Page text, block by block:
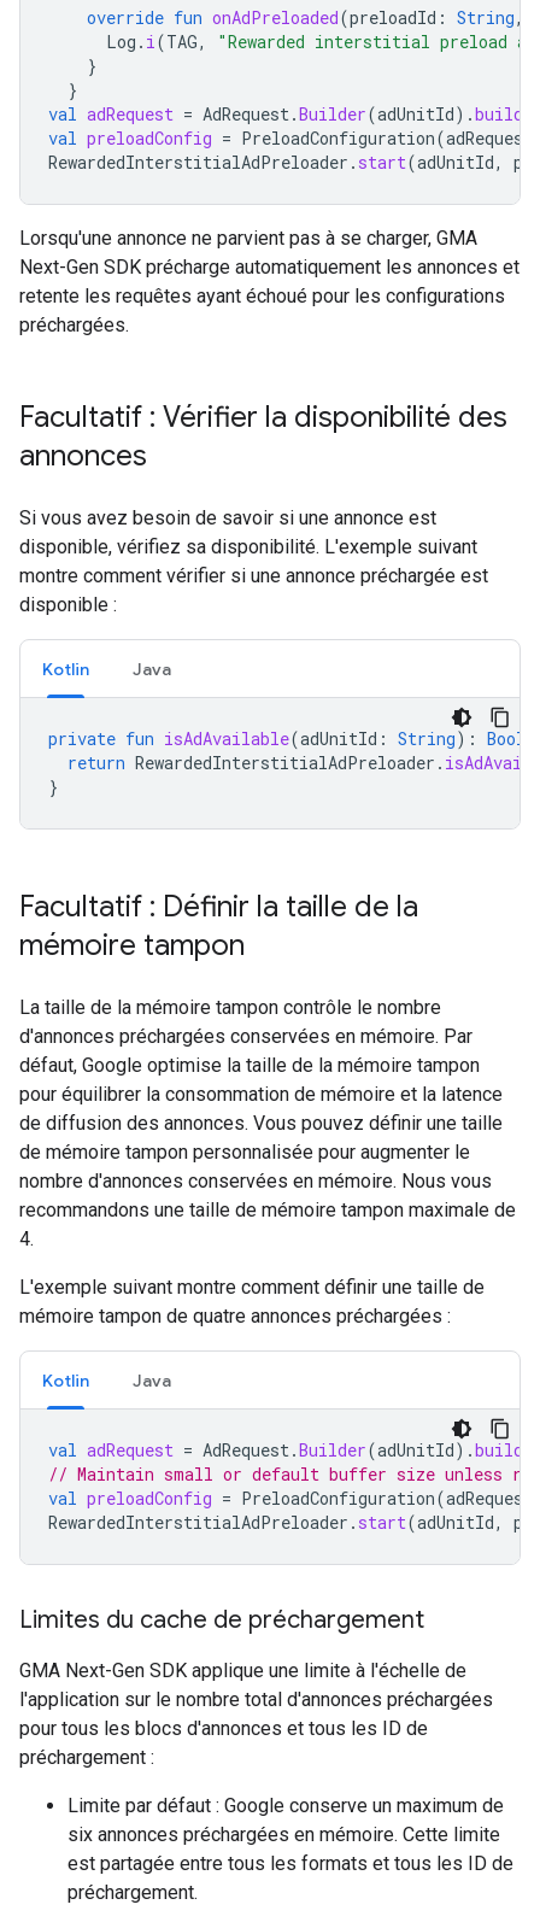
override fun onAdPreloaded(preloadId : String,
Log . i(TAG,
"Rewarded interstitial preload
}
}
val adRequest = AdRequest.Builder(adUnitId).build
val preloadConfig = PreloadConfiguration(adRequest
RewardedInterstitialAdPreloader . start(adUnitId,
Lorsqu'une annonce ne parvient pas à se charger, GMA
Next-Gen SDK précharge automatiquement les annonces et
retente les requêtes ayant échoué pour les configurations
préchargées.
Facultatif : Vérifier la disponibilité des
annonces
Si vous avez besoin de savoir si une annonce est
disponible, vérifiez sa disponibilité. L'exemple suivant
montre comment vérifier si une annonce préchargée est
disponible :
Kotlin Java
private fun isAdAvailable(adUnitId : String):
return RewardedInterstitialAdPreloader .
}
Facultatif : Définir la taille de la
mémoire tampon
La taille de la mémoire tampon contrôle le nombre
d'annonces préchargées conservées en mémoire. Par
défaut, Google optimise la taille de la mémoire tampon
pour équilibrer la consommation de mémoire et la latence
de diffusion des annonces. Vous pouvez définir une taille
de mémoire tampon personnalisée pour augmenter le
nombre d'annonces conservées en mémoire. Nous vous
recommandons une taille de mémoire tampon maximale de
4.
L'exemple suivant montre comment définir une taille de
mémoire tampon de quatre annonces préchargées :
Kotlin Java
val adRequest = AdRequest.Builder(adUnitId).build
// Maintain small or default buffer size unless
val preloadConfig = PreloadConfiguration(adRequest
RewardedInterstitialAdPreloader . start(adUnitId,
Limites du cache de préchargement
GMA Next-Gen SDK applique une limite à l'échelle de
l'application sur le nombre total d'annonces préchargées
pour tous les blocs d'annonces et tous les ID de
préchargement :
Limite par défaut : Google conserve un maximum de
six annonces préchargées en mémoire. Cette limite
est partagée entre tous les formats et tous les ID de
préchargement.